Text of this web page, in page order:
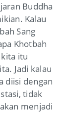
Buddha
Kalau
Sang
Khotbah
itu
Jadi kalau
diisi dengan
tidak
menjadi